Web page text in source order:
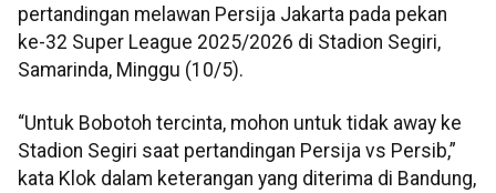
pertandingan melawan Persija Jakarta pada pekan
ke-32 Super League 2025/2026 di Stadion Segiri,
Samarinda, Minggu (10/5).
“Untuk Bobotoh tercinta, mohon untuk tidak away ke
Stadion Segiri saat pertandingan Persija vs Persib,”
kata Klok dalam keterangan yang diterima di Bandung,